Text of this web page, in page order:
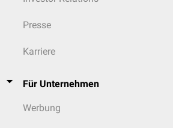
Presse
Karriere
Für Unternehmen
Werbung